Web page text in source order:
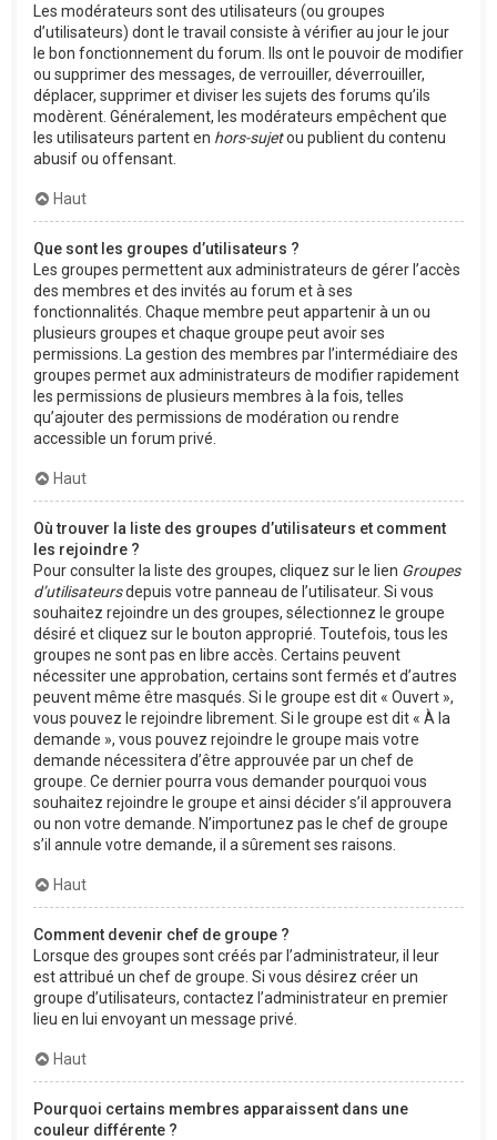
Les modérateurs sont des utilisateurs (ou groupes
d’utilisateurs) dont le travail consiste à vérifier au jour le jour
le bon fonctionnement du forum. Ils ont le pouvoir de modifier
ou supprimer des messages, de verrouiller, déverrouiller,
déplacer, supprimer et diviser les sujets des forums qu’ils
modèrent. Généralement, les modérateurs empêchent que
les utilisateurs partent en hors-sujetou publient du contenu
abusif ou offensant.
Haut
Que sont les groupes d’utilisateurs ?
Les groupes permettent aux administrateurs de gérer l’accès
des membres et des invités au forum et à ses
fonctionnalités. Chaque membre peut appartenir à un ou
plusieurs groupes et chaque groupe peut avoir ses
permissions. La gestion des membres par l’intermédiaire des
groupes permet aux administrateurs de modifier rapidement
les permissions de plusieurs membres à la fois, telles
qu’ajouter des permissions de modération ou rendre
accessible un forum privé.
Haut
Où trouver la liste des groupes d’utilisateurs et comment
les rejoindre ?
Pour consulter la liste des groupes, cliquez sur le lien Groupes
d’utilisateursdepuis votre panneau de l’utilisateur. Si vous
souhaitez rejoindre un des groupes, sélectionnez le groupe
désiré et cliquez sur le bouton approprié. Toutefois, tous les
groupes ne sont pas en libre accès. Certains peuvent
nécessiter une approbation, certains sont fermés et d’autres
peuvent même être masqués. Si le groupe est dit « Ouvert »,
vous pouvez le rejoindre librement. Si le groupe est dit « À la
demande », vous pouvez rejoindre le groupe mais votre
demande nécessitera d’être approuvée par un chef de
groupe. Ce dernier pourra vous demander pourquoi vous
souhaitez rejoindre le groupe et ainsi décider s’il approuvera
ou non votre demande. N’importunez pas le chef de groupe
s’il annule votre demande, il a sûrement ses raisons.
Haut
Comment devenir chef de groupe ?
Lorsque des groupes sont créés par l’administrateur, il leur
est attribué un chef de groupe. Si vous désirez créer un
groupe d’utilisateurs, contactez l’administrateur en premier
lieu en lui envoyant un message privé.
Haut
Pourquoi certains membres apparaissent dans une
couleur différente ?